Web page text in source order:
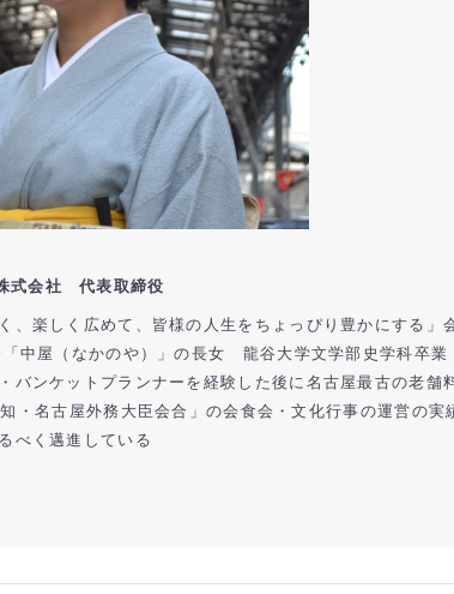
会社 代表取締役
、楽しく広めて、皆様の人生をちょっぴり豊かにする」
中屋（なかのや）」の長女 龍谷大学文学部史学科卒業
バンケットプランナーを経験した後に名古屋最古の老舗
名古屋外務大臣会合」の会食会・文化行事の運営の実
べく邁進している